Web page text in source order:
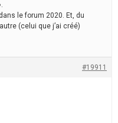
le forum 2020. Et, du
(celui que j’ai créé)
#19911